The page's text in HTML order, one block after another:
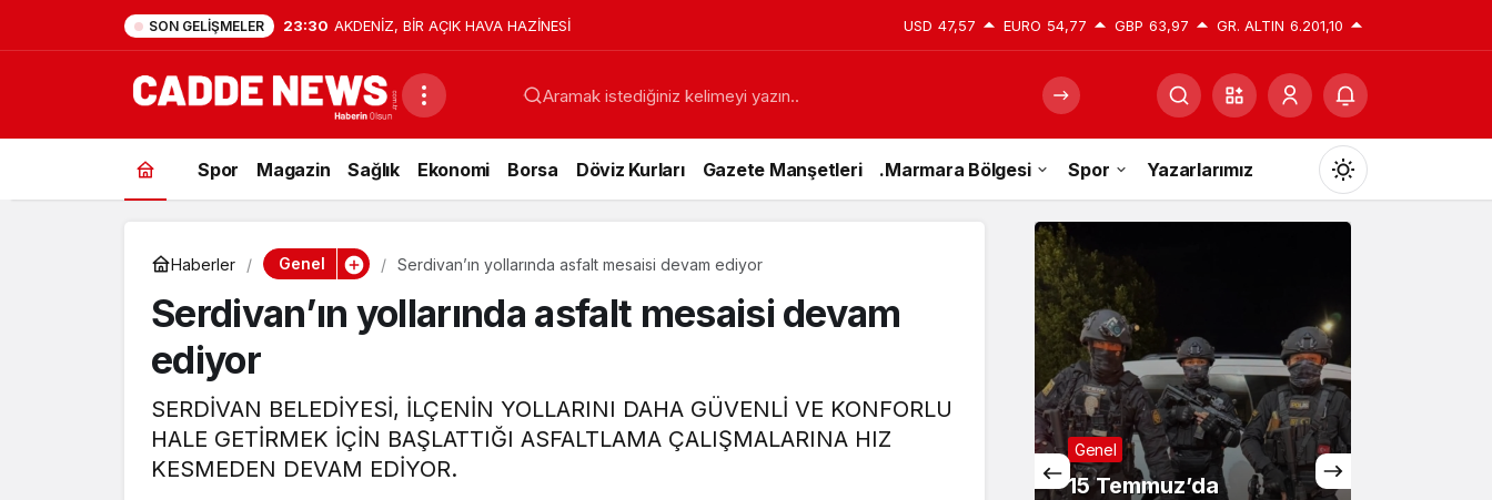
SON GELIŞMELER 23:30 AKDENİZ, BİR AÇIK HAVA HAZİNESİ USD 47,57 EURO 54,77 GBP 63,97 GR. ALTIN 6.201,10
Aramak istediğiniz kelimeyi yazın..
Spor Magazin Sağlık Ekonomi Borsa Döviz Kurları Gazete Manşetleri .Marmara Bölgesi Spor Yazarlarımız
Mod
değiştir
Gündüz Modu
Gündüz modunu seçin.
Gece Modu
Gece modunu seçin.
Haberler Genel Serdivan’ın yollarında asfalt mesaisi devam ediyor
Serdivan’ın yollarında asfalt mesaisi devam
ediyor
SERDİVAN BELEDİYESİ, İLÇENİN YOLLARINI DAHA GÜVENLİ VE KONFORLU
HALE GETİRMEK İÇİN BAŞLATTIĞI ASFALTLAMA ÇALIŞMALARINA HIZ
KESMEDEN DEVAM EDİYOR.
Genel
15 Temmuz’da